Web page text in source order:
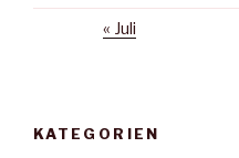
« Juli
KATEGORIEN